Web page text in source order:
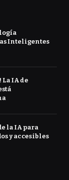
Inteligentes
La IA de
la IA para
y accesibles